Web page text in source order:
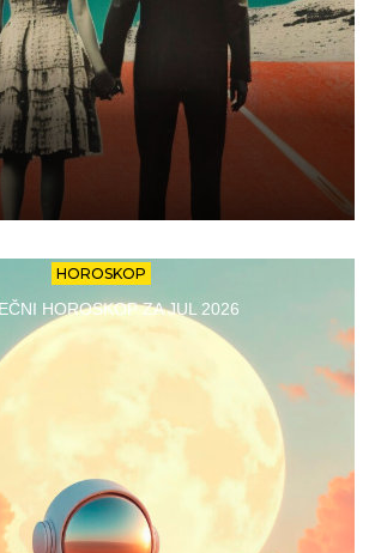
HOROSKOP
HOROSKOP ZA JUL 2026